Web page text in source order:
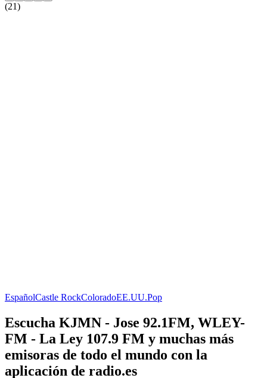
(21)
EspañolCastle RockColoradoEE.UU.Pop
Escucha KJMN - Jose 92.1FM, WLEY-
FM - La Ley 107.9 FM y muchas más
emisoras de todo el mundo con la
aplicación de radio.es